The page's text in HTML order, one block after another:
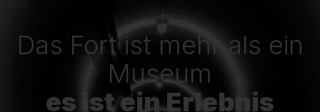
Das Fort ist mehr als ein
Museum
es ist ein Erlebnis